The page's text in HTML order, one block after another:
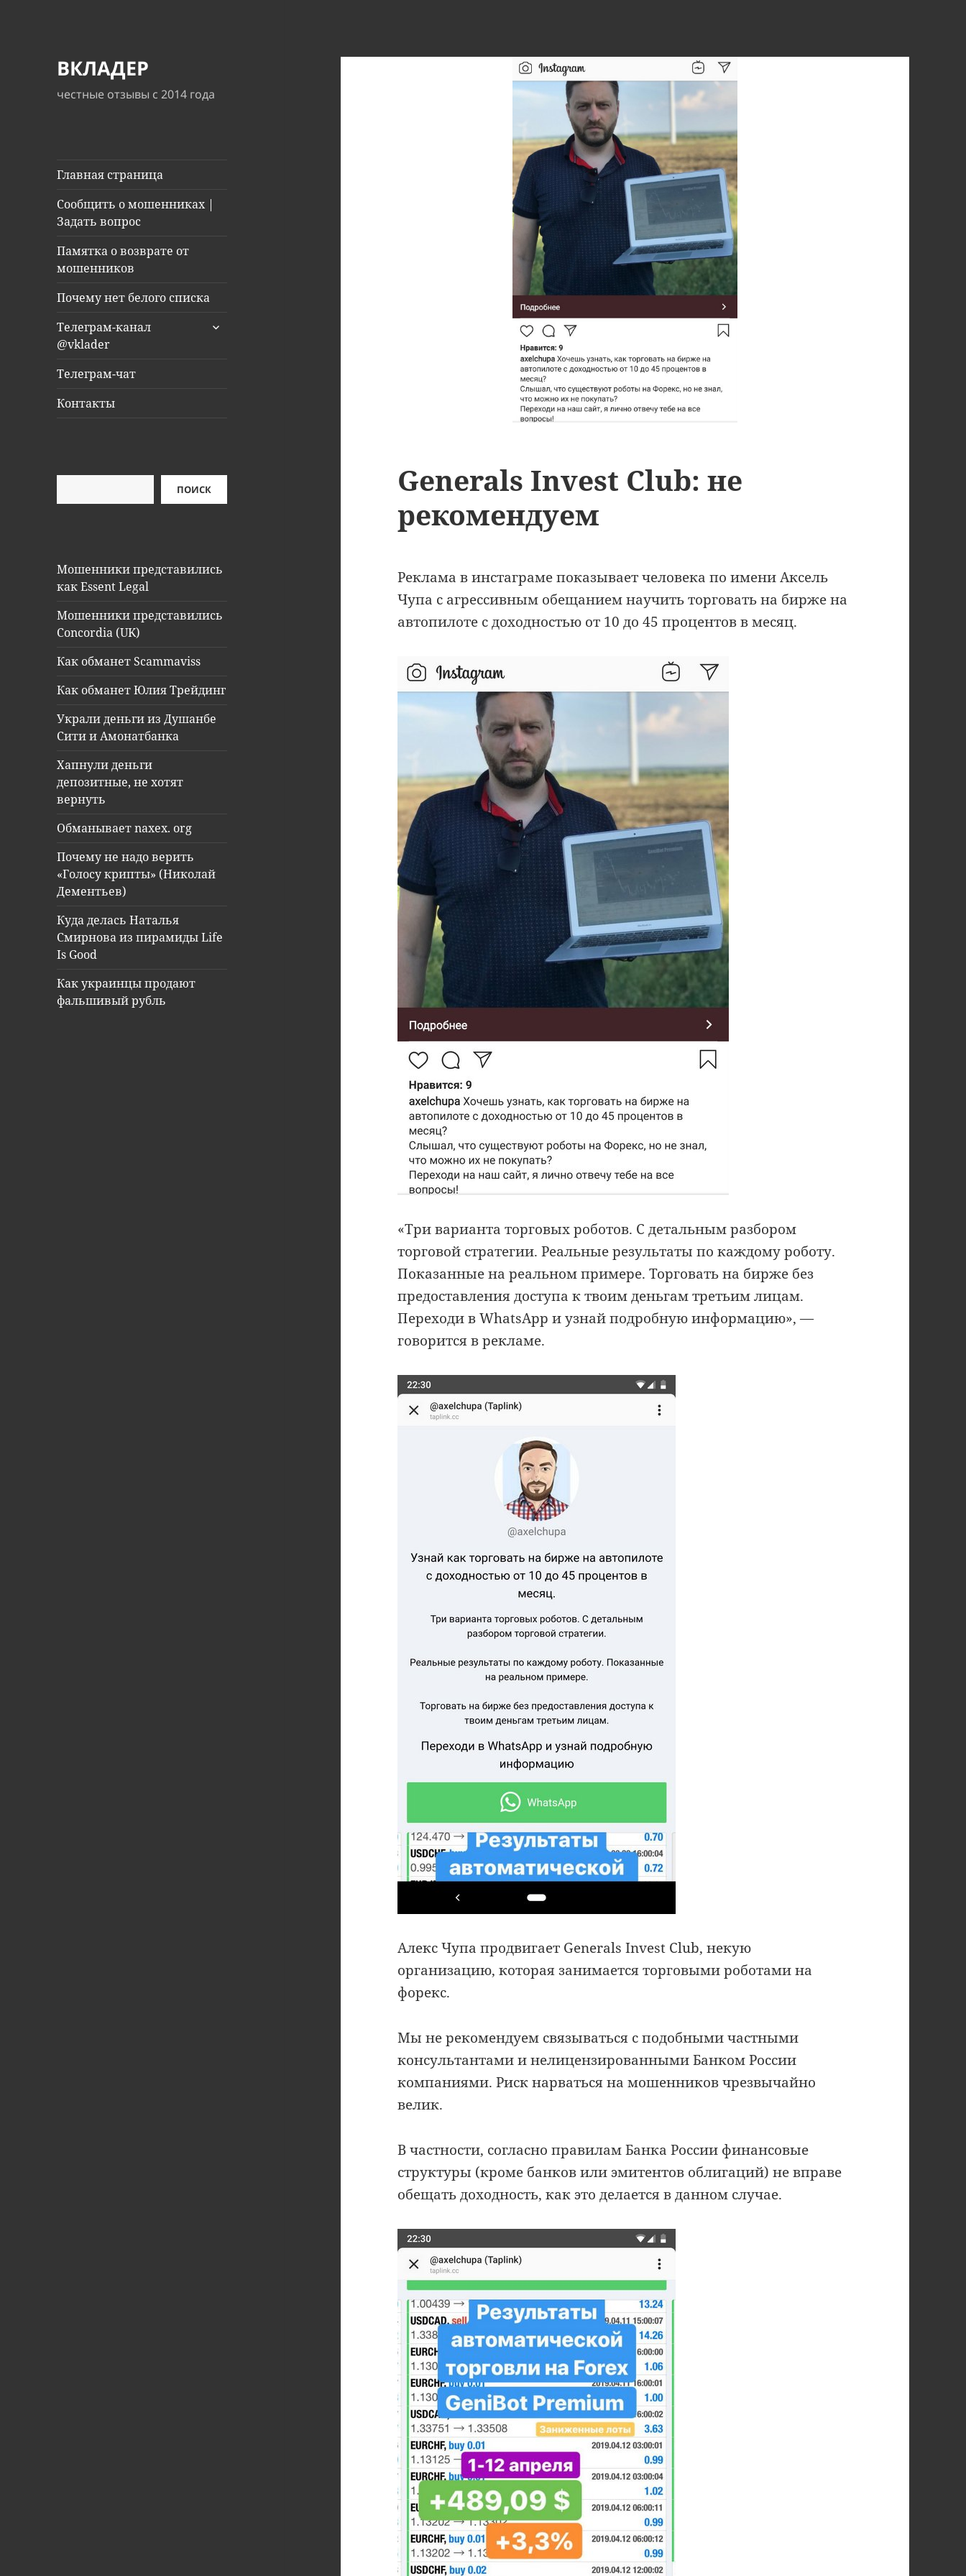
ВКЛАДЕР
честные отзывы с 2014 года
Главная страница
Сообщить о мошенниках |
Задать вопрос
Памятка о возврате от
мошенников
Почему нет белого списка
Телеграм-канал
@vklader
раскрыть
Телеграм-чат
Контакты
ПОИСК
Мошенники представились
как Essent Legal
Мошенники представились
Concordia (UK)
Как обманет Scammaviss
Как обманет Юлия Трейдинг
Украли деньги из Душанбе
Сити и Амонатбанка
Хапнули деньги
депозитные, не хотят
вернуть
Обманывает naxex. org
Почему не надо верить
«Голосу крипты» (Николай
Дементьев)
Куда делась Наталья
Смирнова из пирамиды Life
Is Good
Как украинцы продают
фальшивый рубль
Generals Invest Club: не
рекомендуем
Реклама в инстаграме показывает человека по имени Аксель
Чупа с агрессивным обещанием научить торговать на бирже на
автопилоте с доходностью от 10 до 45 процентов в месяц.
«Три варианта торговых роботов. С детальным разбором
торговой стратегии. Реальные результаты по каждому роботу.
Показанные на реальном примере. Торговать на бирже без
предоставления доступа к твоим деньгам третьим лицам.
Переходи в WhatsApp и узнай подробную информацию», —
говорится в рекламе.
Алекс Чупа продвигает Generals Invest Club, некую
организацию, которая занимается торговыми роботами на
форекс.
Мы не рекомендуем связываться с подобными частными
консультантами и нелицензированными Банком России
компаниями. Риск нарваться на мошенников чрезвычайно
велик.
В частности, согласно правилам Банка России финансовые
структуры (кроме банков или эмитентов облигаций) не вправе
обещать доходность, как это делается в данном случае.